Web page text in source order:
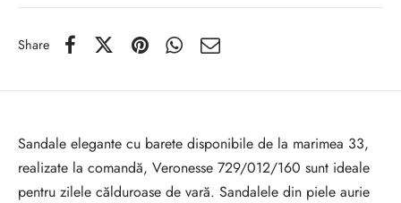
Share
Sandale elegante cu barete disponibile de la marimea 33,
realizate la comandă, Veronesse 729/012/160 sunt ideale
pentru zilele călduroase de vară. Sandalele din piele aurie